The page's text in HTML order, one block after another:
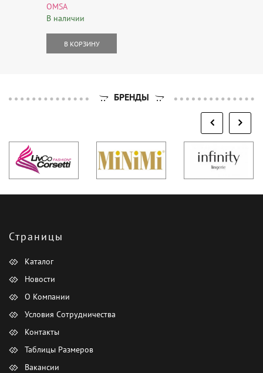
OMSA
В наличии
В КОРЗИНУ
БРЕНДЫ
Страницы
Каталог
Новости
О Компании
Условия Сотрудничества
Контакты
Таблицы Размеров
Вакансии